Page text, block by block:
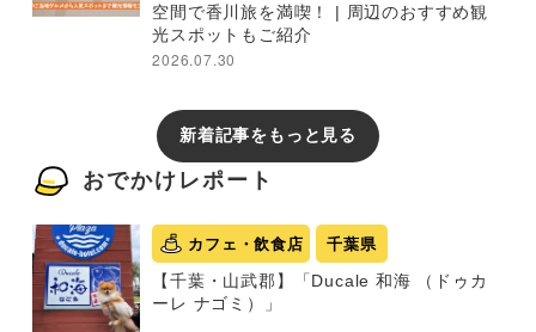
空間で香川旅を満喫！ | 周辺のおすすめ観
光スポットもご紹介
2026.07.30
新着記事をもっと見る
おでかけレポート
カフェ・飲食店 千葉県
【千葉・山武郡】「Ducale 和海 （ドゥカ
ーレ ナゴミ）」